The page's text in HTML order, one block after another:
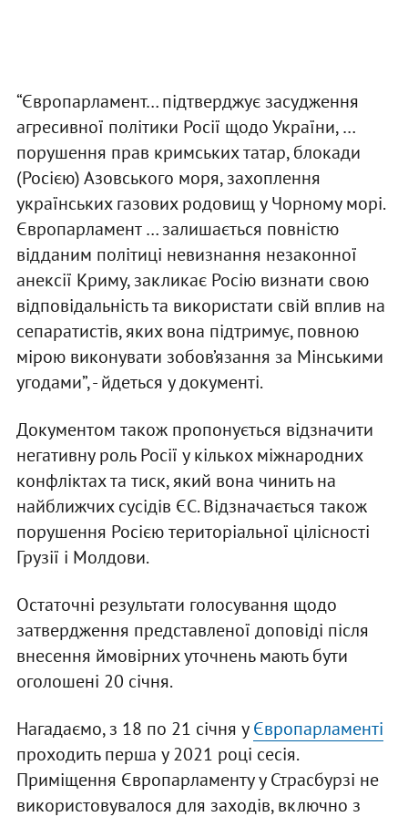
“Європарламент… підтверджує засудження
агресивної політики Росії щодо України, …
порушення прав кримських татар, блокади
(Росією) Азовського моря, захоплення
українських газових родовищ у Чорному морі.
Європарламент … залишається повністю
відданим політиці невизнання незаконної
анексії Криму, закликає Росію визнати свою
відповідальність та використати свій вплив на
сепаратистів, яких вона підтримує, повною
мірою виконувати зобов’язання за Мінськими
угодами”, - йдеться у документі.
Документом також пропонується відзначити
негативну роль Росії у кількох міжнародних
конфліктах та тиск, який вона чинить на
найближчих сусідів ЄС. Відзначається також
порушення Росією територіальної цілісності
Грузії і Молдови.
Остаточні результати голосування щодо
затвердження представленої доповіді після
внесення ймовірних уточнень мають бути
оголошені 20 січня.
Нагадаємо, з 18 по 21 січня уЄвропарламенті
проходить перша у 2021 році сесія.
Приміщення Європарламенту у Страсбурзі не
використовувалося для заходів, включно з